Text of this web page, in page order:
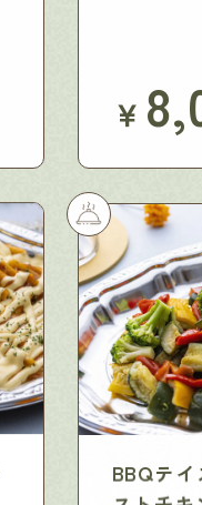
￥
BBQテ